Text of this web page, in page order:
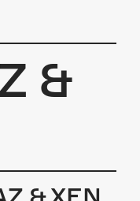
&